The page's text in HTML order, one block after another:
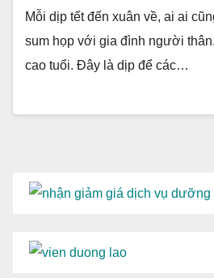
Mỗi dịp tết đến xuân về, ai ai
sum họp với gia đình người
cao tuổi. Đây là dịp để các…